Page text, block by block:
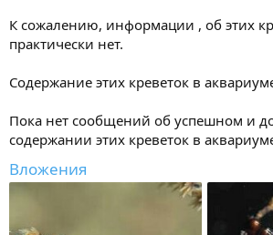
К сожалению, информации , об этих
практически нет.
Содержание этих креветок в
Пока нет сообщений об успешном и
содержании этих креветок в
Вложения